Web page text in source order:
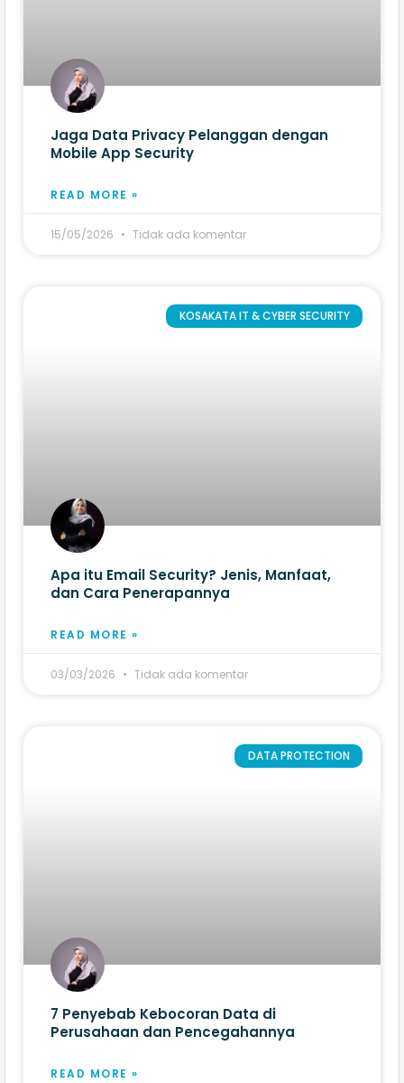
Jaga Data Privacy Pelanggan dengan
Mobile App Security
READ MORE »
15/05/2026 Tidak ada komentar
KOSAKATA IT & CYBER SECURITY
Apa itu Email Security? Jenis, Manfaat,
dan Cara Penerapannya
READ MORE »
03/03/2026 Tidak ada komentar
DATA PROTECTION
7 Penyebab Kebocoran Data di
Perusahaan dan Pencegahannya
READ MORE »